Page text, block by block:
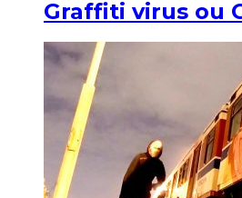
Graffiti virus ou